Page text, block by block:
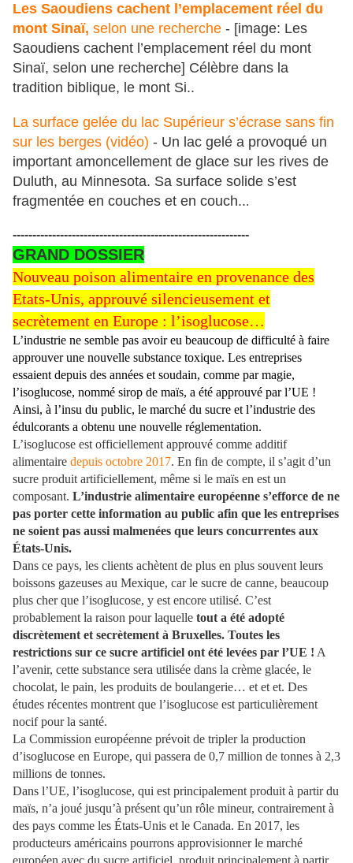
Les Saoudiens cachent l’emplacement réel du
mont Sinaï, selon une recherche - [image: Les
Saoudiens cachent l’emplacement réel du mont
Sinaï, selon une recherche] Célèbre dans la
tradition biblique, le mont Si..
La surface gelée du lac Supérieur s’écrase sans fin
sur les berges (vidéo) - Un lac gelé a provoqué un
important amoncellement de glace sur les rives de
Duluth, au Minnesota. Sa surface solide s’est
fragmentée en couches et en couch...
------------------------------------------------------------
GRAND DOSSIER
Nouveau poison alimentaire en provenance des
Etats-Unis, approuvé silencieusement et
secrètement en Europe : l’isoglucose…
L’industrie ne semble pas avoir eu beaucoup de difficulté à faire
approuver une nouvelle substance toxique. Les entreprises
essaient depuis des années et soudain, comme par magie,
l’isoglucose, nommé sirop de maïs, a été approuvé par l’UE !
Ainsi, à l’insu du public, le marché du sucre et l’industrie des
édulcorants a obtenu une nouvelle réglementation.
L’isoglucose est officiellement approuvé comme additif
alimentaire depuis octobre 2017. En fin de compte, il s’agit d’un
sucre produit artificiellement, même si le maïs en est un
composant. L’industrie alimentaire européenne s’efforce de ne
pas porter cette information au public afin que les entreprises
ne soient pas aussi malmenées que leurs concurrentes aux
États-Unis.
Dans ce pays, les clients achètent de plus en plus souvent leurs
boissons gazeuses au Mexique, car le sucre de canne, beaucoup
plus cher que l’isoglucose, y est encore utilisé. C’est
probablement la raison pour laquelle tout a été adopté
discrètement et secrètement à Bruxelles. Toutes les
restrictions sur ce sucre artificiel ont été levées par l’UE ! A
l’avenir, cette substance sera utilisée dans la crème glacée, le
chocolat, le pain, les produits de boulangerie… et et et. Des
études récentes montrent que l’isoglucose est particulièrement
nocif pour la santé.
La Commission européenne prévoit de tripler la production
d’isoglucose en Europe, qui passera de 0,7 million de tonnes à 2,3
millions de tonnes.
Dans l’UE, l’isoglucose, qui est principalement produit à partir du
maïs, n’a joué jusqu’à présent qu’un rôle mineur, contrairement à
des pays comme les États-Unis et le Canada. En 2017, les
producteurs américains pourrons approvisionner le marché